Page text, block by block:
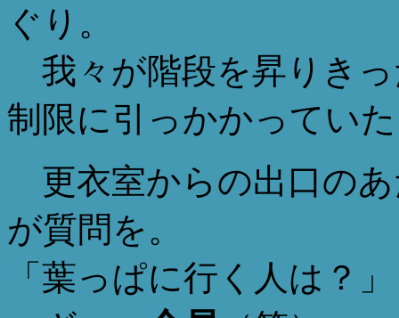
ぐり。
我々が階段を昇りき
制限に引っかかってい
更衣室からの出口の
が質問を。
「葉っぱに行く人は？」